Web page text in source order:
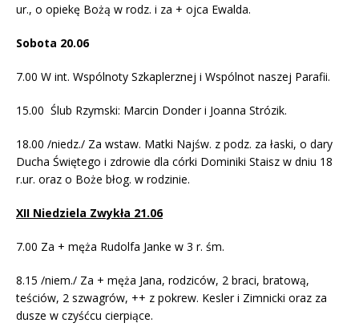
ur., o opiekę Bożą w rodz. i za + ojca Ewalda.
Sobota 20.06
7.00 W int. Wspólnoty Szkaplerznej i Wspólnot naszej Parafii.
15.00 Ślub Rzymski: Marcin Donder i Joanna Strózik.
18.00 /niedz./ Za wstaw. Matki Najśw. z podz. za łaski, o dary
Ducha Świętego i zdrowie dla córki Dominiki Staisz w dniu 18
r.ur. oraz o Boże błog. w rodzinie.
XII Niedziela Zwykła 21.06
7.00 Za + męża Rudolfa Janke w 3 r. śm.
8.15 /niem./ Za + męża Jana, rodziców, 2 braci, bratową,
teściów, 2 szwagrów, ++ z pokrew. Kesler i Zimnicki oraz za
dusze w czyśćcu cierpiące.